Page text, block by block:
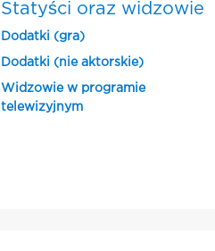
Statyści oraz widzowie
Dodatki (gra)
Dodatki (nie aktorskie)
Widzowie w programie
telewizyjnym